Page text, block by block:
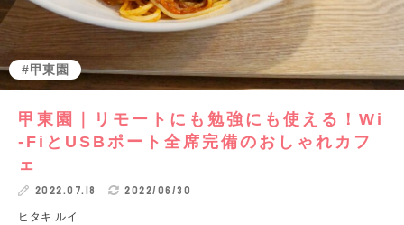
甲東園
甲東園｜リモートにも勉強にも使える！Wi
-FiとUSBポート全席完備のおしゃれカフ
ェ
2022.07.18 2022/06/30
ヒタキ ルイ